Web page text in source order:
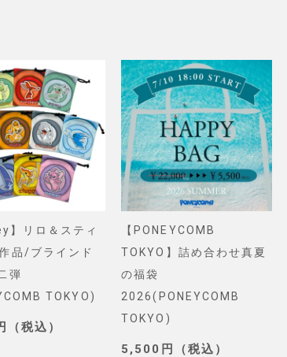
】リロ＆スティ
品/ブラインド
弾
TOKYO)
税込）
【PONEYCOMB
TOKYO】詰め合わせ真夏
の福袋
2026(PONEYCOMB
TOKYO)
5,500円（税込）